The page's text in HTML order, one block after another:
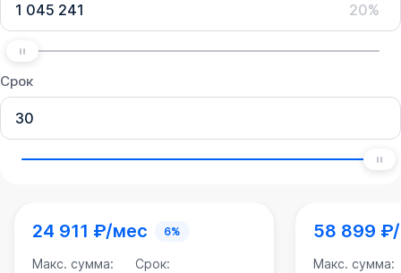
20%
Срок
24 911 ₽/мес 6%
Макс. сумма: Срок:
58 899
Макс. сумма: